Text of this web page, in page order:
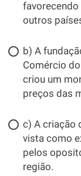
outros
b) A
Comércio
criou um
preços das
c) A criação
vista como
pelos
região.